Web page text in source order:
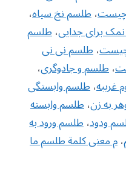
چیست،طلسم نخ سیاه،
برای جدایی،طلسم
،طلسم نی نی
،طلسم و جادوگری،
غریبه،طلسم وابستگی
به زن،طلسم وابسته
ودود،طلسم ورود به
،م معنى كلمة طلسم ما